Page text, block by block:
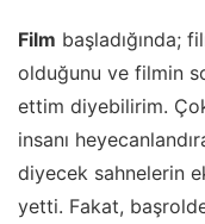
Film başladığında;
olduğunu ve filmin
ettim diyebilirim.
insanı
diyecek sahnelerin
yetti. Fakat,